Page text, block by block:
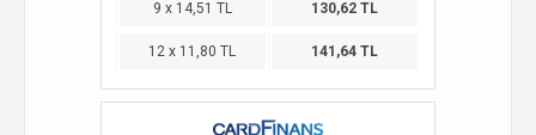
9 x 14,51 TL 130,62 TL
12 x 11,80 TL 141,64 TL